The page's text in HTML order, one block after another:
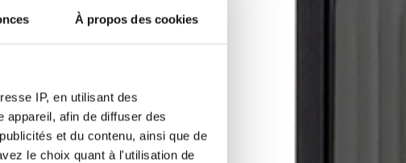
À propos des cookies
IP, en utilisant des
afin de diffuser des
et du contenu, ainsi que de
le choix quant à l'utilisation de